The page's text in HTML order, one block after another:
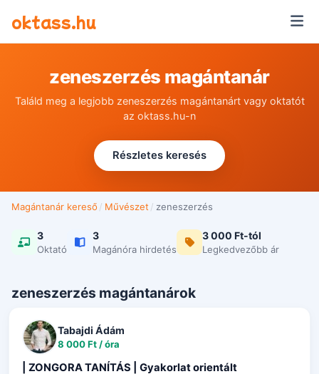
oktass.hu
zeneszerzés magántanár
Találd meg a legjobb zeneszerzés magántanárt vagy oktatót
az oktass.hu-n
Részletes keresés
Magántanár kereső / Művészet / zeneszerzés
3
Oktató
3
Magánóra hirdetés
3 000 Ft-tól
Legkedvezőbb ár
zeneszerzés magántanárok
Tabajdi Ádám
8 000 Ft / óra
| ZONGORA TANÍTÁS | Gyakorlat orientált